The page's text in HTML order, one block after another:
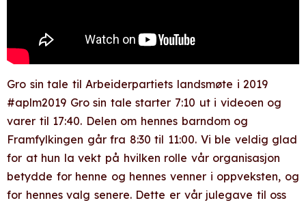
Gro sin tale til Arbeiderpartiets landsmøte i 2019
#aplm2019 Gro sin tale starter 7:10 ut i videoen og
varer til 17:40. Delen om hennes barndom og
Framfylkingen går fra 8:30 til 11:00. Vi ble veldig glad
for at hun la vekt på hvilken rolle vår organisasjon
betydde for henne og hennes venner i oppveksten, og
for hennes valg senere. Dette er vår julegave til oss